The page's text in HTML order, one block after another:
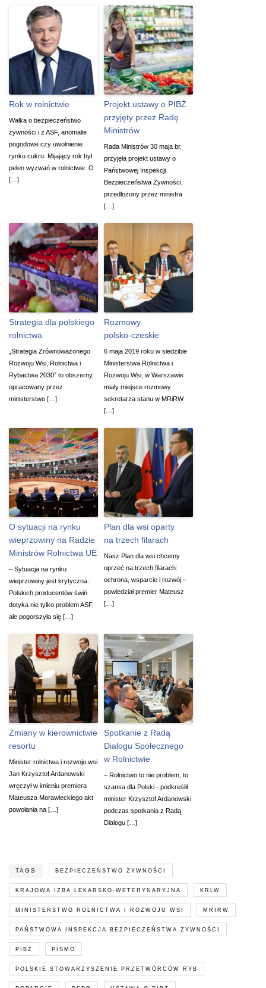
Rok w rolnictwie
Walka o bezpieczeństwo
żywności i z ASF, anomalie
pogodowe czy uwolnienie
rynku cukru. Mijający rok był
pełen wyzwań w rolnictwie. O
[…]
Projekt ustawy o PIBŻ
przyjęty przez Radę
Ministrów
Rada Ministrów 30 maja br.
przyjęła projekt ustawy o
Państwowej Inspekcji
Bezpieczeństwa Żywności,
przedłożony przez ministra
[…]
Strategia dla polskiego
rolnictwa
„Strategia Zrównoważonego
Rozwoju Wsi, Rolnictwa i
Rybactwa 2030” to obszerny,
opracowany przez
ministerstwo […]
Rozmowy
polsko-czeskie
6 maja 2019 roku w siedzibie
Ministerstwa Rolnictwa i
Rozwoju Wsi, w Warszawie
miały miejsce rozmowy
sekretarza stanu w MRiRW
[…]
O sytuacji na rynku
wieprzowiny na Radzie
Ministrów Rolnictwa UE
– Sytuacja na rynku
wieprzowiny jest krytyczna.
Polskich producentów świń
dotyka nie tylko problem ASF,
ale pogorszyła się […]
Plan dla wsi oparty
na trzech filarach
Nasz Plan dla wsi chcemy
oprzeć na trzech filarach:
ochrona, wsparcie i rozwój –
powiedział premier Mateusz
[…]
Zmiany w kierownictwie
resortu
Minister rolnictwa i rozwoju wsi
Jan Krzysztof Ardanowski
wręczył w imieniu premiera
Mateusza Morawieckiego akt
powołania na […]
Spotkanie z Radą
Dialogu Społecznego
w Rolnictwie
– Rolnictwo to nie problem, to
szansa dla Polski - podkreślił
minister Krzysztof Ardanowski
podczas spotkania z Radą
Dialogu […]
TAGS BEZPIECZEŃSTWO ŻYWNOŚCI
KRAJOWA IZBA LEKARSKO-WETERYNARYJNA KRLW
MINISTERSTWO ROLNICTWA I ROZWOJU WSI MRIRW
PAŃSTWOWA INSPEKCJA BEZPIECZEŃSTWA ŻYWNOŚCI
PIBŻ PISMO
POLSKIE STOWARZYSZENIE PRZETWÓRCÓW RYB